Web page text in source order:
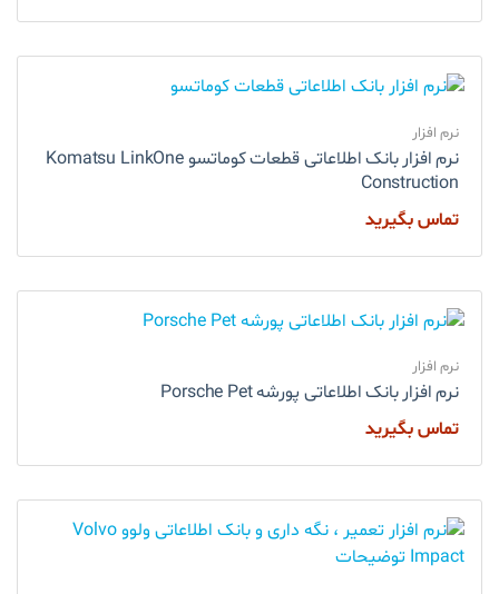
نرم افزار
نرم افزار بانک اطلاعاتی قطعات کوماتسو Komatsu LinkOne
Construction
تماس بگیرید
نرم افزار
نرم افزار بانک اطلاعاتی پورشه Porsche Pet
تماس بگیرید